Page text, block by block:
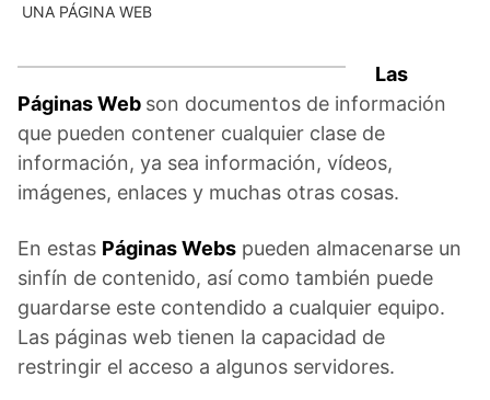
UNA PÁGINA WEB
Las
Páginas Web son documentos de información
que pueden contener cualquier clase de
información, ya sea información, vídeos,
imágenes, enlaces y muchas otras cosas.
En estas Páginas Webs pueden almacenarse un
sinfín de contenido, así como también puede
guardarse este contendido a cualquier equipo.
Las páginas web tienen la capacidad de
restringir el acceso a algunos servidores.